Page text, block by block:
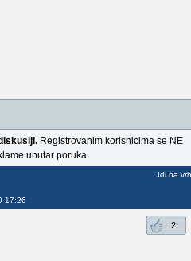
Registrovanim korisnicima se NE
unutar poruka.
17:26
Idi na vrh
2